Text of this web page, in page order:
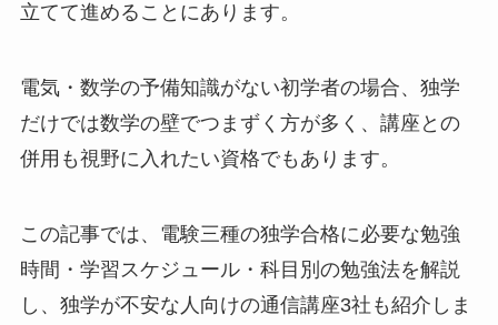
立てて進めることにあります。
電気・数学の予備知識がない初学者の場合、独学
だけでは数学の壁でつまずく方が多く、講座との
併用も視野に入れたい資格でもあります。
この記事では、電験三種の独学合格に必要な勉強
時間・学習スケジュール・科目別の勉強法を解説
し、独学が不安な人向けの通信講座3社も紹介しま